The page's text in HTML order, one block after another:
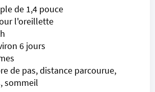
de 1,4 pouce
l'oreillette
6 jours
de pas, distance parcourue,
sommeil